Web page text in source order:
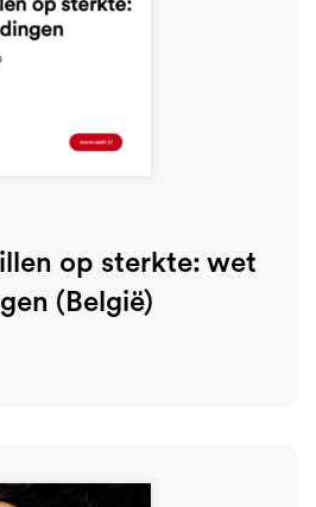
op sterkte: wet
(België)